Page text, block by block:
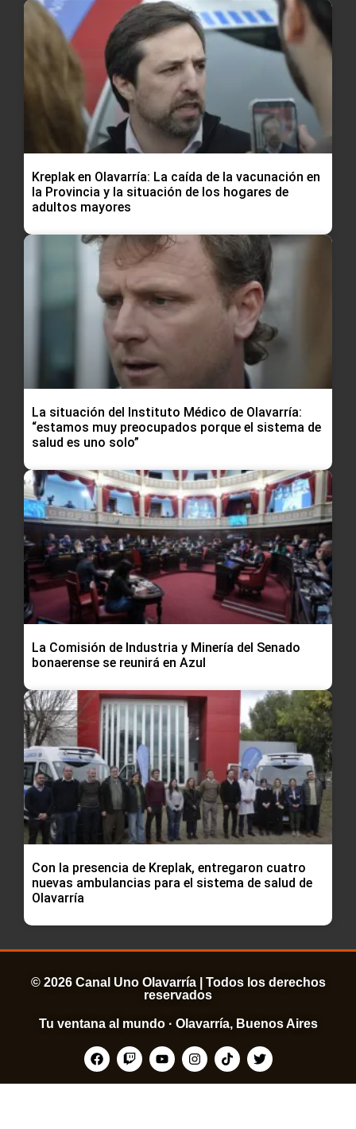
Kreplak en Olavarría: La caída de la vacunación en
la Provincia y la situación de los hogares de
adultos mayores
La situación del Instituto Médico de Olavarría:
“estamos muy preocupados porque el sistema de
salud es uno solo”
La Comisión de Industria y Minería del Senado
bonaerense se reunirá en Azul
Con la presencia de Kreplak, entregaron cuatro
nuevas ambulancias para el sistema de salud de
Olavarría
© 2026 Canal Uno Olavarría | Todos los derechos
reservados
Tu ventana al mundo · Olavarría, Buenos Aires